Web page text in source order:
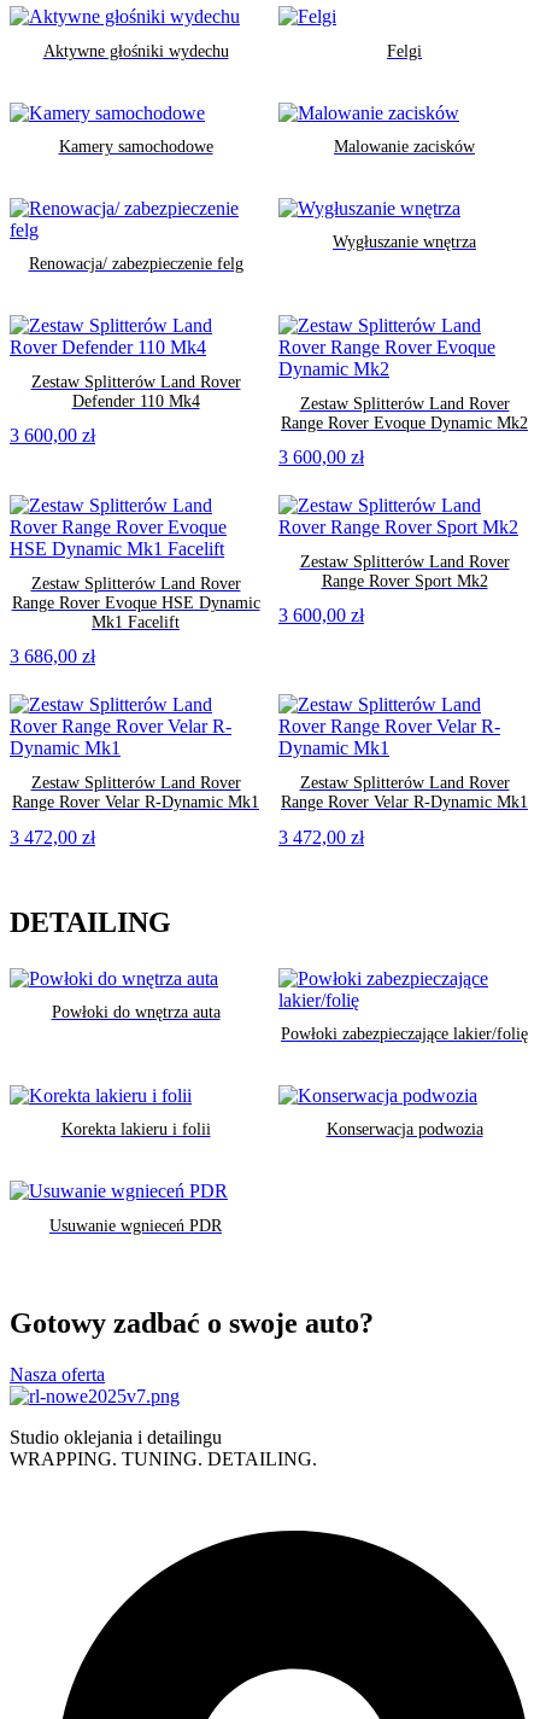
Aktywne głośniki wydechu Felgi
Kamery samochodowe Malowanie zacisków
Renowacja/ zabezpieczenie felg
Wygłuszanie wnętrza
Zestaw Splitterów Land Rover
Defender 110 Mk4
3 600,00 zł
Zestaw Splitterów Land Rover
Range Rover Evoque Dynamic Mk2
3 600,00 zł
Zestaw Splitterów Land Rover
Range Rover Evoque HSE Dynamic
Mk1 Facelift
3 686,00 zł
Zestaw Splitterów Land Rover
Range Rover Sport Mk2
3 600,00 zł
Zestaw Splitterów Land Rover
Range Rover Velar R-Dynamic Mk1
3 472,00 zł
Zestaw Splitterów Land Rover
Range Rover Velar R-Dynamic Mk1
3 472,00 zł
DETAILING
Powłoki do wnętrza auta
Powłoki zabezpieczające lakier/folię
Korekta lakieru i folii Konserwacja podwozia
Usuwanie wgnieceń PDR
Gotowy zadbać o swoje auto?
Nasza oferta
Studio oklejania i detailingu
WRAPPING. TUNING. DETAILING.